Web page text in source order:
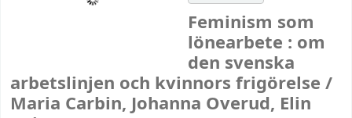
Feminism som
lönearbete : om
den svenska
arbetslinjen och kvinnors frigörelse /
Maria Carbin, Johanna Overud, Elin